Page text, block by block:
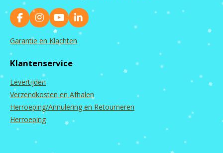
F
a
c
o
k
I
n
s
g
a
m
Y
o
u
T
b
L
i
Garantie en Klachten
Klantenservice
Levertijden
Verzendkosten en Afhalen
Herroeping/Annulering en Retourneren
Herroeping